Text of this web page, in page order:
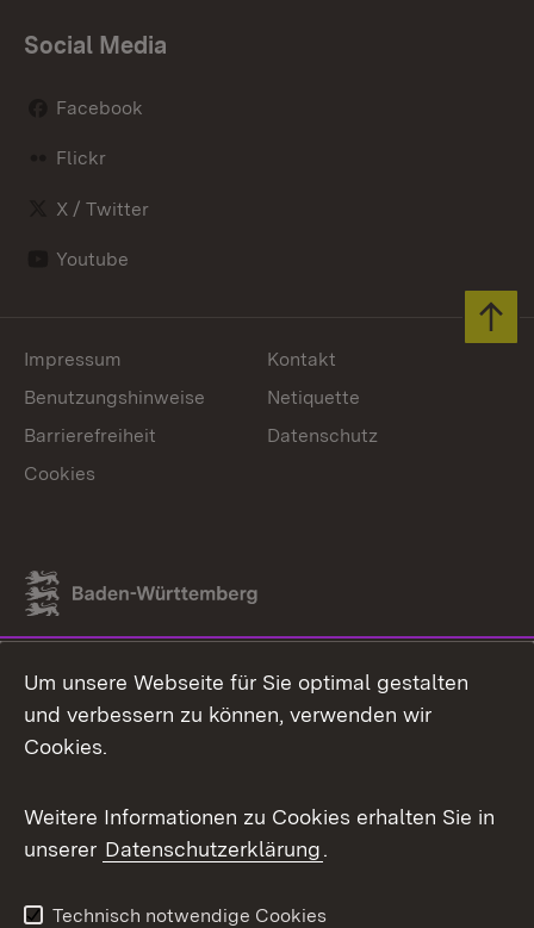
Social Media
Facebook
Flickr
X / Twitter
Youtube
Link zum Landesportal
Impressum
Kontakt
Benutzungshinweise
Netiquette
Barrierefreiheit
Datenschutz
Cookies
Um unsere Webseite für Sie optimal gestalten
und verbessern zu können, verwenden wir
Cookies.
Weitere Informationen zu Cookies erhalten Sie in
unserer Datenschutzerklärung.
Technisch notwendige Cookies